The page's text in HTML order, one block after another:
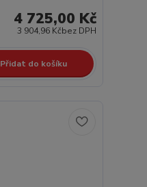
4 725,00 Kč
3 904,96 Kčbez DPH
Přidat do košíku